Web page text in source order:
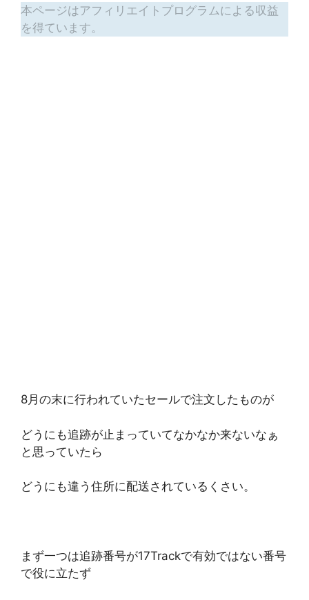
本ページはアフィリエイトプログラムによる収益
を得ています。
8月の末に行われていたセールで注文したものが
どうにも追跡が止まっていてなかなか来ないなぁ
と思っていたら
どうにも違う住所に配送されているくさい。
まず一つは追跡番号が17Trackで有効ではない番号
で役に立たず